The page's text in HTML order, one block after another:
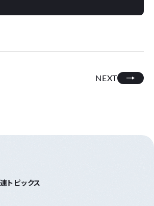
NEXT
トピックス